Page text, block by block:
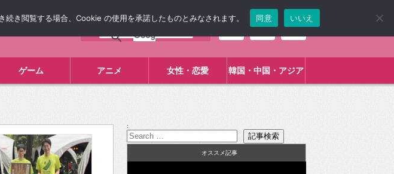
ゲーム アニメ 女性・恋愛 韓国・中国・アジア
:
オススメ記事
き閲覧する場合、Cookie の使用を承諾したものとみなされます。 同意 いいえ